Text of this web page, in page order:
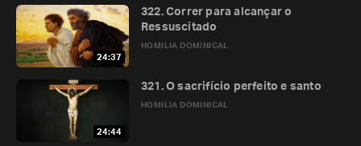
24:37
HOMILIA DOMINICAL
322. Correr para alcançar o
Ressuscitado
24:44
HOMILIA DOMINICAL
321. O sacrifício perfeito e santo